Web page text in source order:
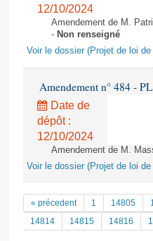
12/10/2024
Amendement de M.
- Non renseigné
Voir le dossier (Projet de loi
Amendement n° 484 -
Date de
dépôt :
12/10/2024
Amendement de M.
Voir le dossier (Projet de loi
« précedent 1 14805
14814
14815 14816